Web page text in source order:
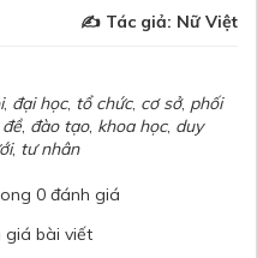
✍️ Tác giả: Nữ Việt
, đại học, tổ chức, cơ sở, phối
, đào tạo, khoa học, duy
, tư nhân
0 đánh giá
giá bài viết